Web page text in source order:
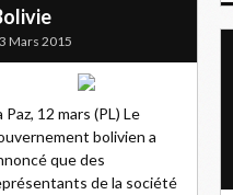
Mars 2015
Paz, 12 mars (PL) Le
bolivien a
que des
de la société